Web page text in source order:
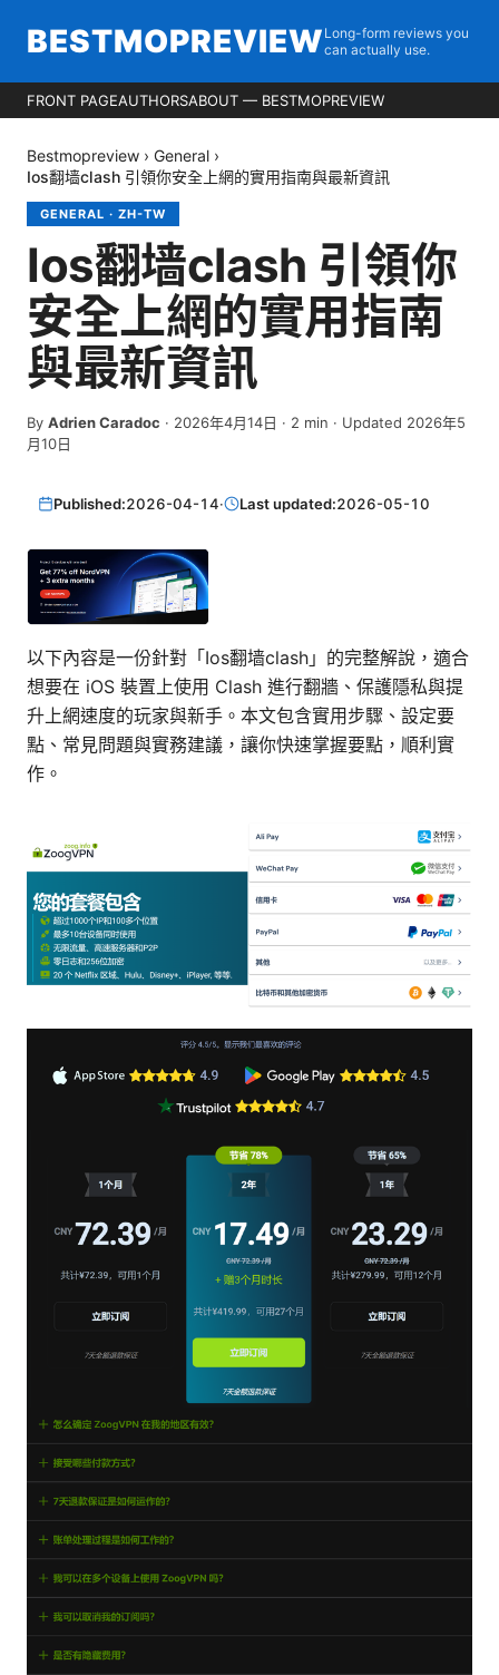
BESTMOPREVIEW Long-form reviews you
can actually use.
FRONT PAGEAUTHORSABOUT — BESTMOPREVIEW
Bestmopreview › General ›
Ios翻墙clash 引領你安全上網的實用指南與最新資訊
GENERAL · ZH-TW
Ios翻墙clash 引領你
安全上網的實用指南
與最新資訊
By Adrien Caradoc · 2026年4月14日 · 2 min · Updated 2026年5
月10日
Published:2026-04-14· Last updated:2026-05-10
以下內容是一份針對「Ios翻墙clash」的完整解說，適合
想要在 iOS 裝置上使用 Clash 進行翻牆、保護隱私與提
升上網速度的玩家與新手。本文包含實用步驟、設定要
點、常見問題與實務建議，讓你快速掌握要點，順利實
作。